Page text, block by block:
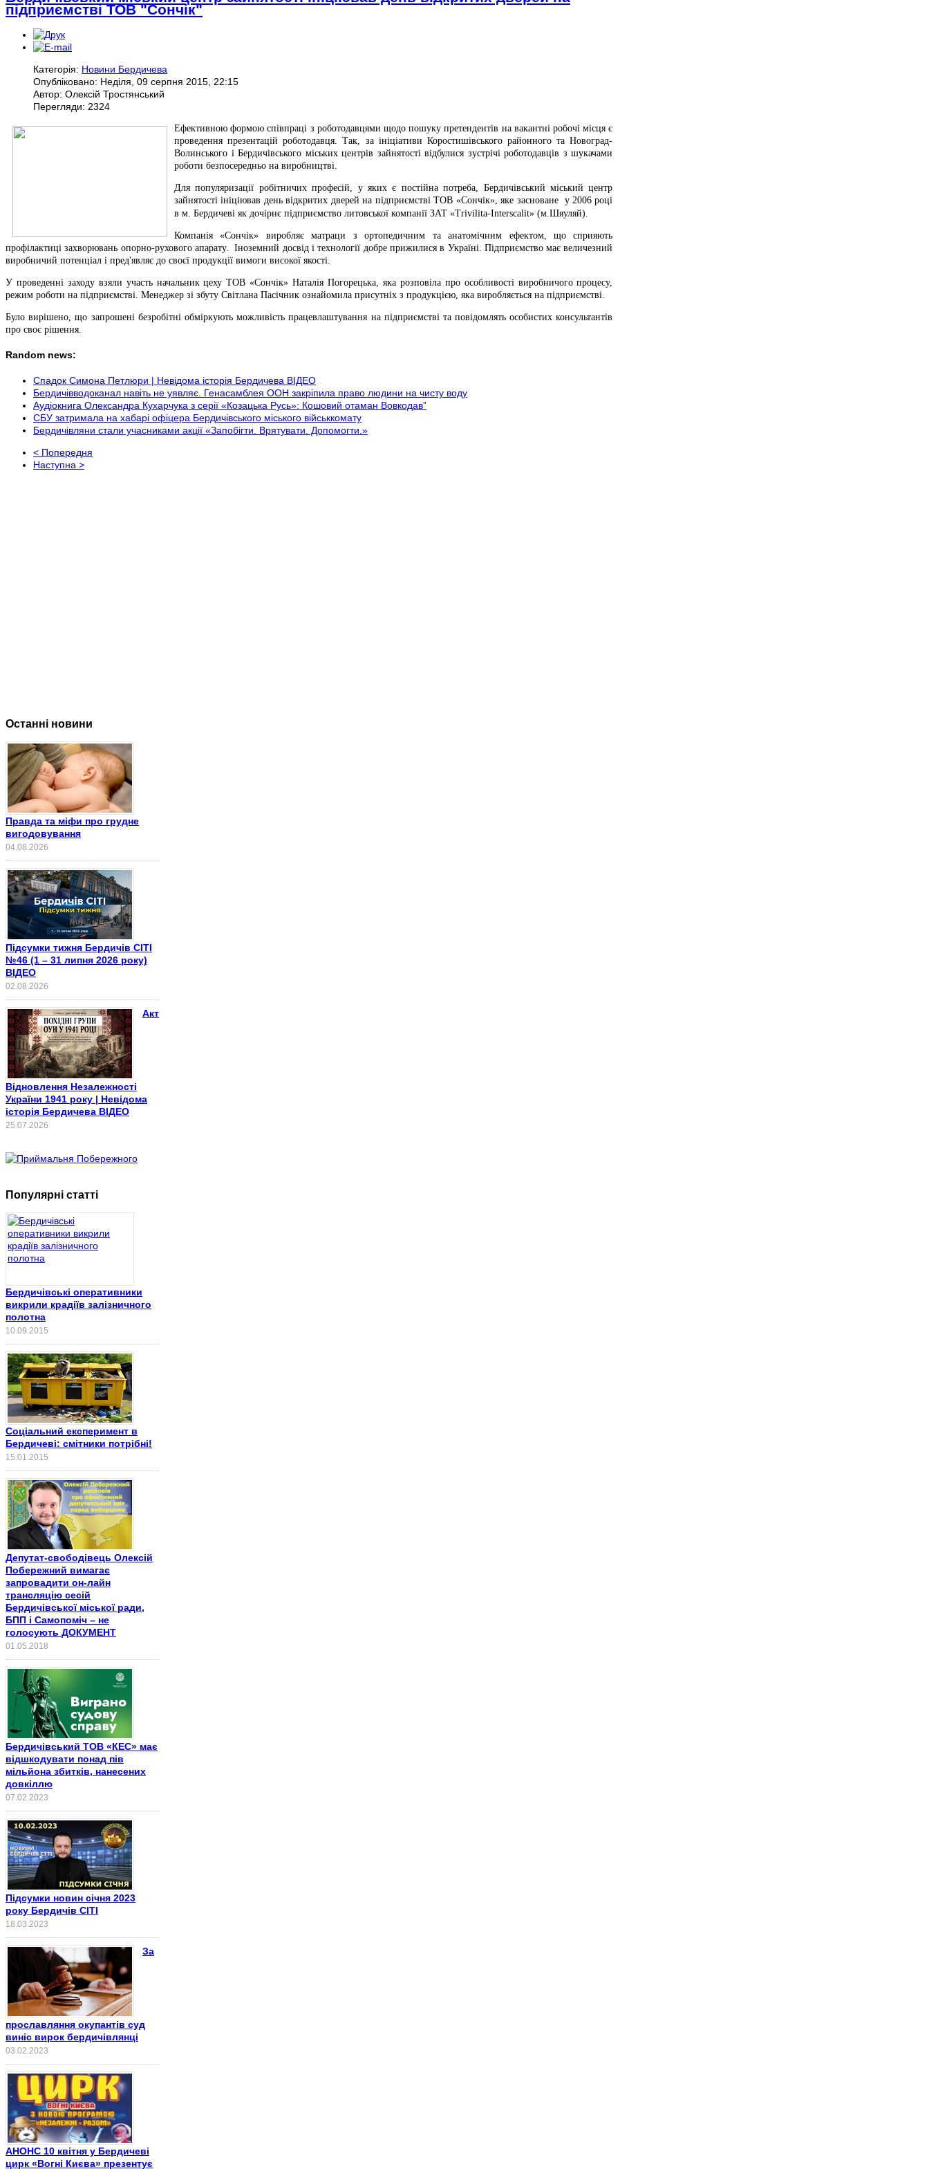
підприємстві ТОВ "Сончік"
Категорія: Новини Бердичева
Опубліковано: Неділя, 09 серпня 2015, 22:15
Автор: Олексій Тростянський
Перегляди: 2324
Ефективною формою співпраці з роботодавцями щодо пошуку претендентів на вакантні робочі місця є
проведення презентацій роботодавця. Так, за ініціативи Коростишівського районного та Новоград-
Волинського і Бердичівського міських центрів зайнятості відбулися зустрічі роботодавців з шукачами
роботи безпосередньо на виробництві.
Для популяризації робітничих професій, у яких є постійна потреба, Бердичівський міський центр
зайнятості ініціював день відкритих дверей на підприємстві ТОВ «Сончік», яке засноване у 2006 році
в м. Бердичеві як дочірнє підприємство литовської компанії ЗАТ «Trivilita-Interscalit» (м.Шяуляй).
Компанія «Сончік» виробляє матраци з ортопедичним та анатомічним ефектом, що сприяють
профілактиці захворювань опорно-рухового апарату. Іноземний досвід і технології добре прижилися в Україні. Підприємство має величезний
виробничий потенціал і пред'являє до своєї продукції вимоги високої якості.
У проведенні заходу взяли участь начальник цеху ТОВ «Сончік» Наталія Погорецька, яка розповіла про особливості виробничого процесу,
режим роботи на підприємстві. Менеджер зі збуту Світлана Пасічник ознайомила присутніх з продукцією, яка виробляється на підприємстві.
Було вирішено, що запрошені безробітні обміркують можливість працевлаштування на підприємстві та повідомлять особистих консультантів
про своє рішення.
Random news:
Спадок Симона Петлюри | Невідома історія Бердичева ВІДЕО
Бердичівводоканал навіть не уявляє. Генасамблея ООН закріпила право людини на чисту воду
Аудіокнига Олександра Кухарчука з серії «Козацька Русь»: Кошовий отаман Вовкодав”
СБУ затримала на хабарі офіцера Бердичівського міського військкомату
Бердичівляни стали учасниками акції «Запобігти. Врятувати. Допомогти.»
< Попередня
Наступна >
Останні новини
Правда та міфи про грудне
вигодовування
04.08.2026
Підсумки тижня Бердичів СІТІ
№46 (1 – 31 липня 2026 року)
ВІДЕО
02.08.2026
Акт
Відновлення Незалежності
України 1941 року | Невідома
історія Бердичева ВІДЕО
25.07.2026
Популярні статті
Бердичівські оперативники
викрили крадіїв залізничного
полотна
10.09.2015
Соціальний експеримент в
Бердичеві: смітники потрібні!
15.01.2015
Депутат-свободівець Олексій
Побережний вимагає
запровадити он-лайн
трансляцію сесій
Бердичівської міської ради,
БПП і Самопоміч – не
голосують ДОКУМЕНТ
01.05.2018
Бердичівський ТОВ «КЕС» має
відшкодувати понад пів
мільйона збитків, нанесених
довкіллю
07.02.2023
Підсумки новин січня 2023
року Бердичів СІТІ
18.03.2023
За
прославляння окупантів суд
виніс вирок бердичівлянці
03.02.2023
АНОНС 10 квітня у Бердичеві
цирк «Вогні Києва» презентує